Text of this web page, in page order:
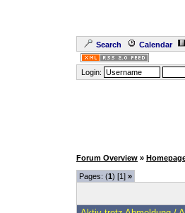
Search Calendar
Login:
Forum Overview »
Pages: (1) [1] »